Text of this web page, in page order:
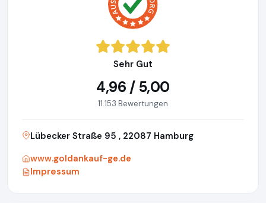
Sehr Gut
4,96 / 5,00
11.153 Bewertungen
Lübecker Straße 95 , 22087 Hamburg
www.goldankauf-ge.de
Impressum